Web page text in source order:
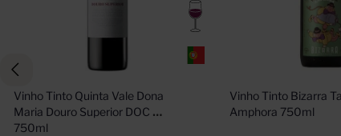
Vinho Tinto Quinta Vale Dona
Maria Douro Superior DOC
750ml
Vinho Tinto Bizarra
Amphora 750ml